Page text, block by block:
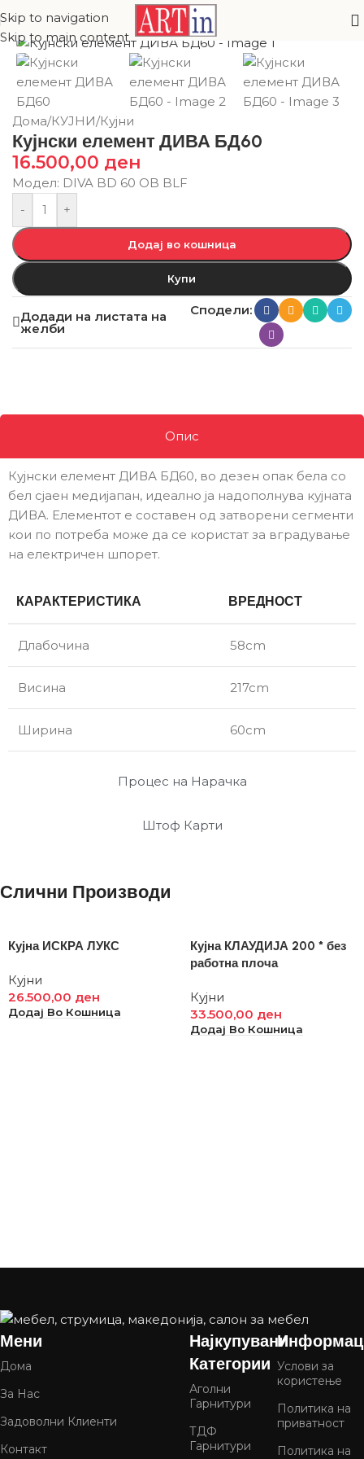
Skip to navigation
Skip to main content
Дома/КУЈНИ/Кујни
Кујнски елемент ДИВА БД60
16.500,00 ден
Модел: DIVA BD 60 OB BLF
-
+
Додај во кошница
Купи
Додади на листата на
желби
Сподели:
Опис
Процес на Нарачка
Штоф Карти
Кујнски елемент ДИВА БД60, во дезен опак бела со
бел сјаен медијапан, идеално ја надополнува кујната
ДИВА. Елементот е составен од затворени сегменти
кои по потреба може да се користат за вградување
на електричен шпорет.
КАРАКТЕРИСТИКА ВРЕДНОСТ
Длабочина 58cm
Висина 217cm
Ширина 60cm
Слични Производи
Кујна ИСКРА ЛУКС
Кујни
26.500,00 ден
Додај Во Кошница
Кујна КЛАУДИЈА 200 * без
работна плоча
Кујни
33.500,00 ден
Додај Во Кошница
Мени
Дома
За Нас
Задоволни Клиенти
Контакт
Најкупувани
Категории
Аголни
Гарнитури
ТДФ
Гарнитури
Услови за
користење
Политика на
приватност
Политика на